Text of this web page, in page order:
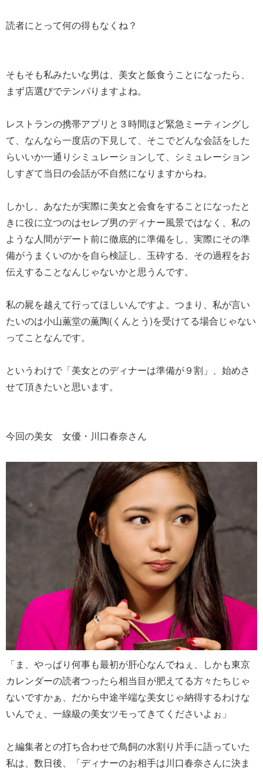
読者にとって何の得もなくね？
そもそも私みたいな男は、美女と飯食うことになったら、
まず店選びでテンパりますよね。
レストランの携帯アプリと３時間ほど緊急ミーティングし
て、なんなら一度店の下見して、そこでどんな会話をした
らいいか一通りシミュレーションして、シミュレーション
しすぎて当日の会話が不自然になりますからね。
しかし、あなたが実際に美女と会食をすることになったと
きに役に立つのはセレブ男のディナー風景ではなく、私の
ような人間がデート前に徹底的に準備をし、実際にその準
備がうまくいのかを自ら検証し、玉砕する、その過程をお
伝えすることなんじゃないかと思うんです。
私の屍を越えて行ってほしいんですよ。つまり、私が言い
たいのは小山薫堂の薫陶(くんとう)を受けてる場合じゃない
ってことなんです。
というわけで「美女とのディナーは準備が９割」、始めさ
せて頂きたいと思います。
今回の美女 女優・川口春奈さん
「ま、やっぱり何事も最初が肝心なんでねぇ、しかも東京
カレンダーの読者つったら相当目が肥えてる方々たちじゃ
ないですかぁ、だから中途半端な美女じゃ納得するわけな
いんでぇ、一線級の美女ツモってきてくださいよぉ」
と編集者との打ち合わせで鳥飼の水割り片手に語っていた
私は、数日後、「ディナーのお相手は川口春奈さんに決ま